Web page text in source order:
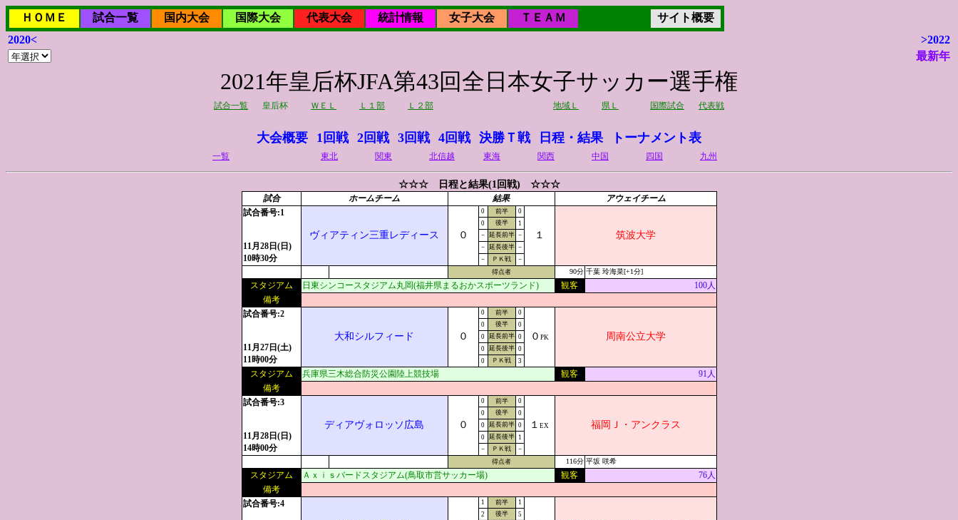
ＨＯＭＥ 試合一覧 国内大会 国際大会 代表大会 統計情報 女子大会 ＴＥＡＭ
サイト概要
2020<
>2022
最新年
2021年皇后杯JFA第43回全日本女子サッカー選手権
試合一覧 皇后杯 ＷＥＬ Ｌ１部 Ｌ２部 地域Ｌ 県Ｌ 国際試合 代表戦
大会概要 1回戦 2回戦 3回戦 4回戦 決勝Ｔ戦 日程・結果 トーナメント表
一覧 東北 関東 北信越 東海 関西 中国 四国 九州
☆☆☆ 日程と結果(1回戦) ☆☆☆
試合 ホームチーム 結果
アウェイチーム
試合番号:1
11月28日(日)
10時30分
ヴィアティン三重レディース ０
0 前半 0
１ 筑波大学
0 後半
1
－ 延長前半 －
－ 延長後半 －
－
ＰＫ戦
－
得点者
90分 千葉 玲海菜[+1分]
スタジアム 日東シンコースタジアム丸岡(福井県まるおかスポーツランド) 観客
100人
備考
試合番号:2
11月27日(土)
11時00分
大和シルフィード ０
0 前半 0
０ PK 周南公立大学
0 後半
0
0 延長前半 0
0 延長後半 0
0
ＰＫ戦 3
スタジアム 兵庫県三木総合防災公園陸上競技場 観客
91人
備考
試合番号:3
11月28日(日)
14時00分
ディアヴォロッソ広島 ０
0 前半 0
１ EX 福岡Ｊ・アンクラス
0 後半
0
0 延長前半 0
0 延長後半
1
－
ＰＫ戦
－
得点者
116分 平坂 咲希
スタジアム Ａｘｉｓバードスタジアム(鳥取市営サッカー場) 観客
76人
備考
試合番号:4
1 前半 1
2 後半
5